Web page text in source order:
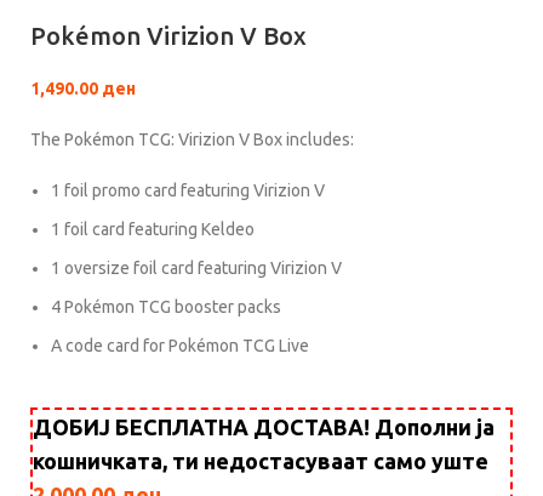
Pokémon Virizion V Box
1,490.00 ден
The Pokémon TCG: Virizion V Box includes:
1 foil promo card featuring Virizion V
1 foil card featuring Keldeo
1 oversize foil card featuring Virizion V
4 Pokémon TCG booster packs
A code card for Pokémon TCG Live
ДОБИЈ БЕСПЛАТНА ДОСТАВА! Дополни ја
кошничката, ти недостасуваат само уште